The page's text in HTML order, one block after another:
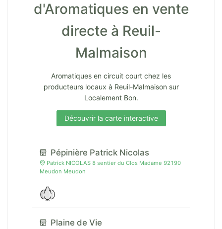
d'Aromatiques en vente
directe à Reuil-
Malmaison
Aromatiques en circuit court chez les
producteurs locaux à Reuil-Malmaison sur
Localement Bon.
Découvrir la carte interactive
Pépinière Patrick Nicolas
Patrick NICOLAS 8 sentier du Clos Madame 92190
Meudon Meudon
Plaine de Vie